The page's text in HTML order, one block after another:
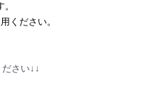
ください。
さい↓↓